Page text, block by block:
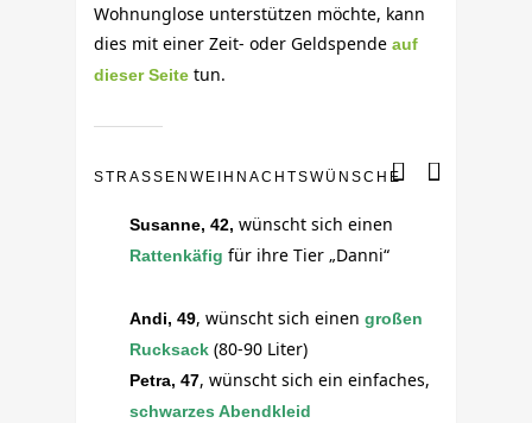
Wohnunglose unterstützen möchte, kann
dies mit einer Zeit- oder Geldspendeauf
dieser Seite tun.
STRASSENWEIHNACHTSWÜNSCHE
Susanne, 42,wünscht sich einen
Rattenkäfigfür ihre Tier „Danni“
Andi, 49, wünscht sich einen großen
Rucksack(80-90 Liter)
Petra, 47, wünscht sich ein einfaches,
schwarzes Abendkleid